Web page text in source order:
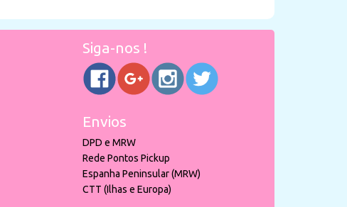
Siga-nos !
Envios
DPD e MRW
Rede Pontos Pickup
Espanha Peninsular (MRW)
CTT (Ilhas e Europa)